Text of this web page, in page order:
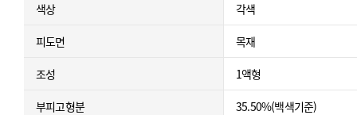
색상 각색
피도면 목재
조성 1액형
부피고형분 35.50%(백색기준)